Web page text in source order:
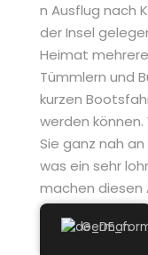
n Ausflug nach
der Insel
Heimat
Tümmlern und
kurzen
werden können.
Sie ganz nah
was ein sehr
machen diesen
den
die in großer
German